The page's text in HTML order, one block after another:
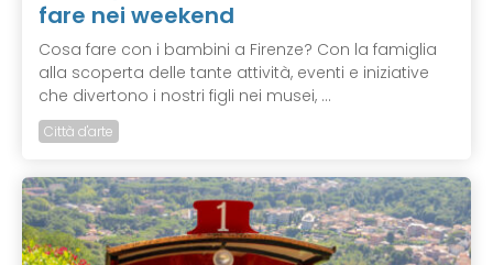
fare nei weekend
Cosa fare con i bambini a Firenze? Con la famiglia
alla scoperta delle tante attività, eventi e iniziative
che divertono i nostri figli nei musei, ...
Città d'arte